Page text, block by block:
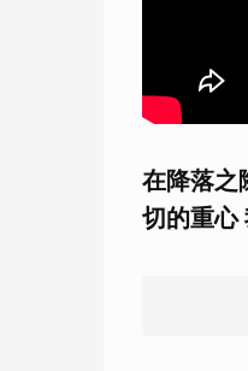
在降落之
切的重心